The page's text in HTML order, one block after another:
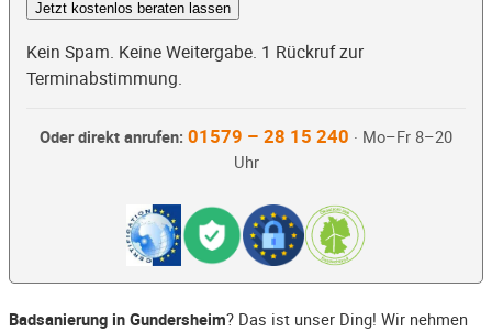
Jetzt kostenlos beraten lassen
Kein Spam. Keine Weitergabe. 1 Rückruf zur
Terminabstimmung.
Oder direkt anrufen: 01579 – 28 15 240 · Mo–Fr 8–20
Uhr
Badsanierung in Gundersheim? Das ist unser Ding! Wir nehmen